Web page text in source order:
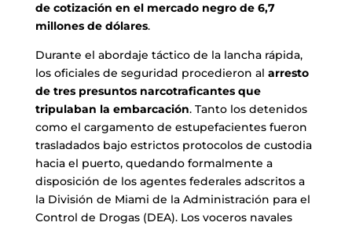
de cotización en el mercado negro de 6,7
millones de dólares.
Durante el abordaje táctico de la lancha rápida,
los oficiales de seguridad procedieron al arresto
de tres presuntos narcotraficantes que
tripulaban la embarcación. Tanto los detenidos
como el cargamento de estupefacientes fueron
trasladados bajo estrictos protocolos de custodia
hacia el puerto, quedando formalmente a
disposición de los agentes federales adscritos a
la División de Miami de la Administración para el
Control de Drogas (DEA). Los voceros navales